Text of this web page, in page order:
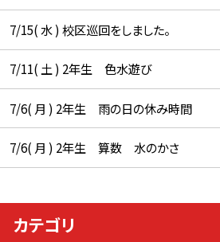
7/15( 水 ) 校区巡回をしました。
7/11( 土 ) 2年生 色水遊び
7/6( 月 ) 2年生 雨の日の休み時間
7/6( 月 ) 2年生 算数 水のかさ
カテゴリ